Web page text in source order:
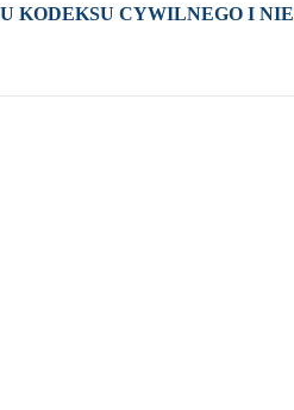
KODEKSU CYWILNEGO I NIE